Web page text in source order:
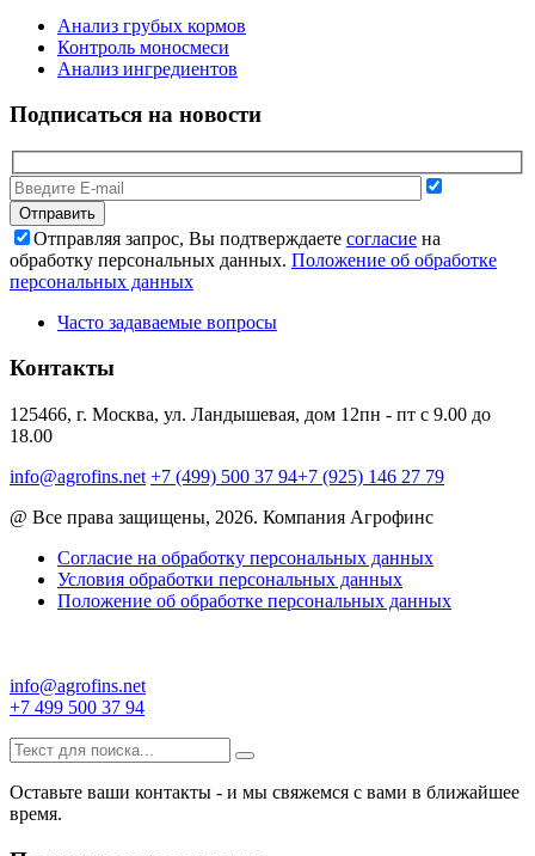
Анализ грубых кормов
Контроль моносмеси
Анализ ингредиентов
Подписаться на новости
Отправляя запрос, Вы подтверждаете согласие на
обработку персональных данных. Положение об обработке
персональных данных
Часто задаваемые вопросы
Контакты
125466, г. Москва, ул. Ландышевая, дом 12пн - пт с 9.00 до
18.00
info@agrofins.net +7 (499) 500 37 94+7 (925) 146 27 79
@ Все права защищены, 2026. Компания Агрофинс
Согласие на обработку персональных данных
Условия обработки персональных данных
Положение об обработке персональных данных
info@agrofins.net
+7 499 500 37 94
Оставьте ваши контакты - и мы свяжемся с вами в ближайшее
время.